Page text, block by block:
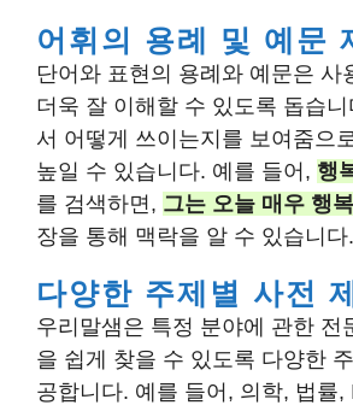
어휘의 용례 및 예문
단어와 표현의 용례와 예문은 사
더욱 잘 이해할 수 있도록 돕습니
서 어떻게 쓰이는지를 보여줌으
높일 수 있습니다. 예를 들어, 행
를 검색하면, 그는 오늘 매우 행
장을 통해 맥락을 알 수 있습니다.
다양한 주제별 사전
우리말샘은 특정 분야에 관한 전
을 쉽게 찾을 수 있도록 다양한
공합니다. 예를 들어, 의학, 법률,